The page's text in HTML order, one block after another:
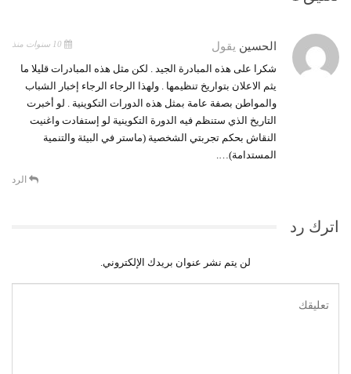
الحسين يقول
شكرا على هذه المبادرة الجيد . لكن مثل هذه المبادرات قليلا ما
يثم الاعلان بتواريخ تنظيمها . ولهذا الرجاء الرجاء إخبار الشباب
والمواطن بصفة عامة بمثل هذه الدورات التكوينية . لو أخبرت
التاريخ الذي ستنظم فيه الدورة التكوينية لو إستفادت واغنيت
النقاش بحكم تجربتي الشخصية (ماستر في البيئة والتنمية
المستدامة)….
الرد
اترك رد
لن يتم نشر عنوان بريدك الإلكتروني.